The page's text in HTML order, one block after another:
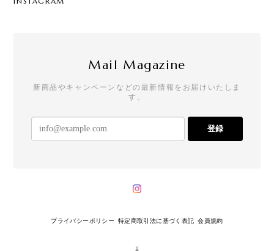
Mail Magazine
新商品やキャンペーンなどの最新情報をお届けいたしま
す。
登録
プライバシーポリシー 特定商取引法に基づく表記 会員規約